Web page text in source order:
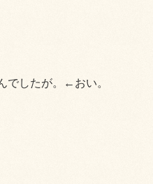
でしたが。←おい。